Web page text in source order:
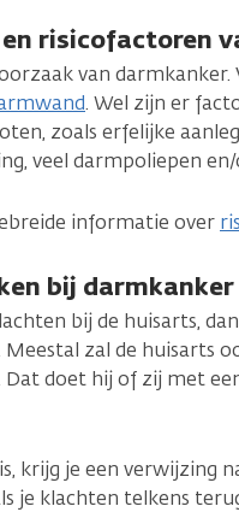
risicofactoren
van
. Wel zijn er
zoals erfelijke
veel darmpoliepen
informatie over
bij darmkanker
bij de huisarts,
zal de huisarts
doet hij of zij met
krijg je een verwijzing
je klachten telkens